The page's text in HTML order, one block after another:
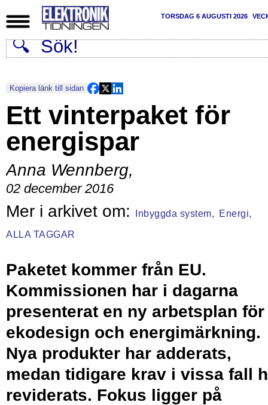
TORSDAG 6 AUGUSTI 2026
Kopiera länk till sidan
Ett vinterpaket för
energispar
Anna Wennberg,
02 december 2016
Inbyggda system, Energi,
ALLA TAGGAR
Paketet kommer från EU.
Kommissionen har i dagarna
presenterat en ny arbetsplan för
ekodesign och energimärkning.
Nya produkter har adderats,
medan tidigare krav i vissa fall
reviderats. Fokus ligger på